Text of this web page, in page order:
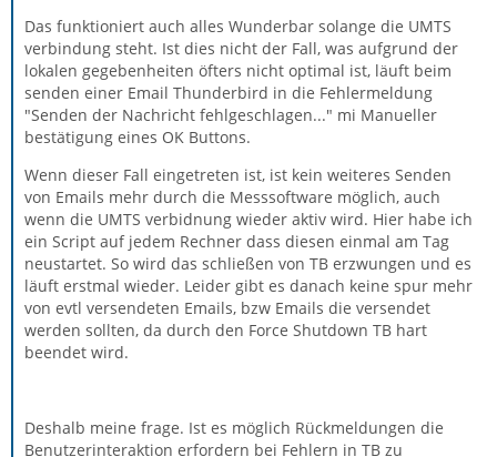
Das funktioniert auch alles Wunderbar solange die UMTS
verbindung steht. Ist dies nicht der Fall, was aufgrund der
lokalen gegebenheiten öfters nicht optimal ist, läuft beim
senden einer Email Thunderbird in die Fehlermeldung
"Senden der Nachricht fehlgeschlagen..." mi Manueller
bestätigung eines OK Buttons.
Wenn dieser Fall eingetreten ist, ist kein weiteres Senden
von Emails mehr durch die Messsoftware möglich, auch
wenn die UMTS verbidnung wieder aktiv wird. Hier habe ich
ein Script auf jedem Rechner dass diesen einmal am Tag
neustartet. So wird das schließen von TB erzwungen und es
läuft erstmal wieder. Leider gibt es danach keine spur mehr
von evtl versendeten Emails, bzw Emails die versendet
werden sollten, da durch den Force Shutdown TB hart
beendet wird.
Deshalb meine frage. Ist es möglich Rückmeldungen die
Benutzerinteraktion erfordern bei Fehlern in TB zu